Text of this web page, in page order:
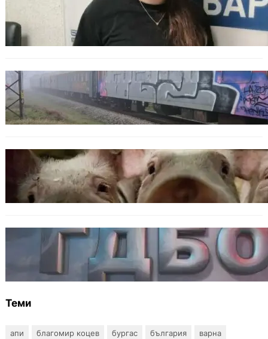
Варненска ученичка създаде интерактивна
карта за сигнали за проблеми с боклука
ОБЩЕСТВО
Бързият влак София – Варна блъсна и уби
жена край гара Бутово
БЪЛГАРИЯ
БАБХ регистрира огнище на африканска
чума по свинете в стопанство край Варна
БЪЛГАРИЯ
Наркобарон с мрежа от 14 нелегални
лаборатории е задържан у нас
Теми
апи благомир коцев бургас българия
варна